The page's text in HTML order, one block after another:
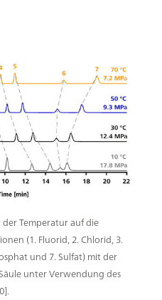
Temperatur auf die
(1. Fluorid, 2. Chlorid, 3.
und 7. Sulfat) mit der
unter Verwendung des